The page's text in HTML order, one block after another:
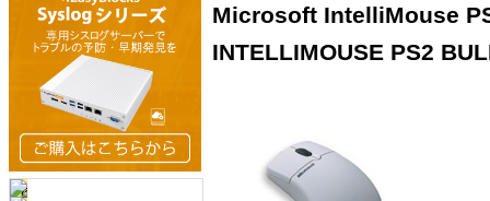
Microsoft IntelliMouse
INTELLIMOUSE PS2